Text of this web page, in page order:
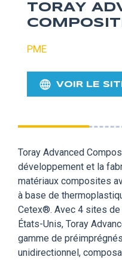
TORAY
PME
VOIR LE
Toray Advanced
développement et la
matériaux composites
à base de
Cetex®. Avec 4 sites de
États-Unis, Toray
gamme de
unidirectionnel,